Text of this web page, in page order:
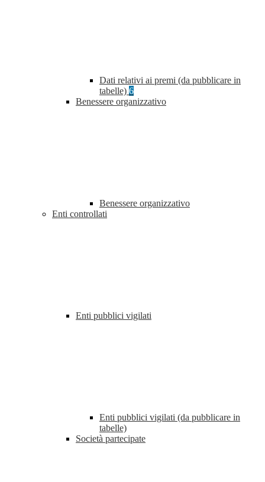
Dati relativi ai premi (da pubblicare in
tabelle) 6
Benessere organizzativo
Benessere organizzativo
Enti controllati
Enti pubblici vigilati
Enti pubblici vigilati (da pubblicare in
tabelle)
Società partecipate